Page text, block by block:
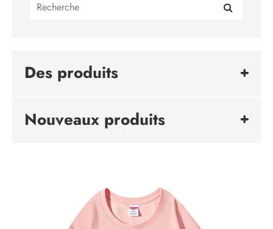
Des produits
Nouveaux produits